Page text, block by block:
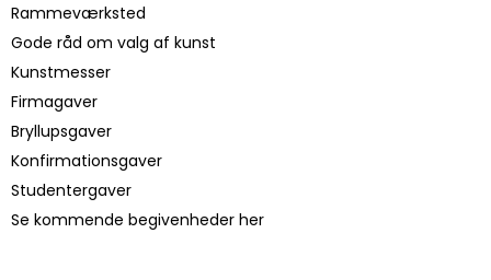
Rammeværksted
Gode råd om valg af kunst
Kunstmesser
Firmagaver
Bryllupsgaver
Konfirmationsgaver
Studentergaver
Se kommende begivenheder her